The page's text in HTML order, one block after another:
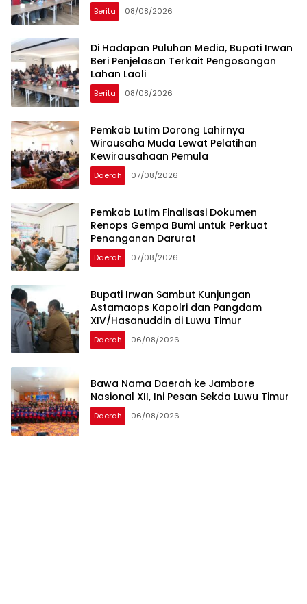
Berita 08/08/2026
Di Hadapan Puluhan Media, Bupati Irwan
Beri Penjelasan Terkait Pengosongan
Lahan Laoli
Berita 08/08/2026
Pemkab Lutim Dorong Lahirnya
Wirausaha Muda Lewat Pelatihan
Kewirausahaan Pemula
Daerah 07/08/2026
Pemkab Lutim Finalisasi Dokumen
Renops Gempa Bumi untuk Perkuat
Penanganan Darurat
Daerah 07/08/2026
Bupati Irwan Sambut Kunjungan
Astamaops Kapolri dan Pangdam
XIV/Hasanuddin di Luwu Timur
Daerah 06/08/2026
Bawa Nama Daerah ke Jambore
Nasional XII, Ini Pesan Sekda Luwu Timur
Daerah 06/08/2026